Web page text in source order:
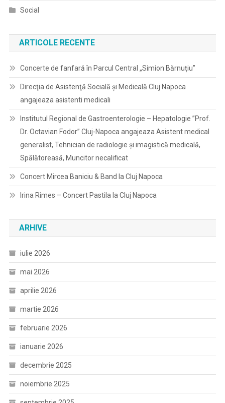
Social
ARTICOLE RECENTE
Concerte de fanfară în Parcul Central „Simion Bărnuțiu”
Direcţia de Asistenţă Socială şi Medicală Cluj Napoca
angajeaza asistenti medicali
Institutul Regional de Gastroenterologie – Hepatologie ”Prof.
Dr. Octavian Fodor” Cluj-Napoca angajeaza Asistent medical
generalist, Tehnician de radiologie și imagistică medicală,
Spălătoreasă, Muncitor necalificat
Concert Mircea Baniciu & Band la Cluj Napoca
Irina Rimes – Concert Pastila la Cluj Napoca
ARHIVE
iulie 2026
mai 2026
aprilie 2026
martie 2026
februarie 2026
ianuarie 2026
decembrie 2025
noiembrie 2025